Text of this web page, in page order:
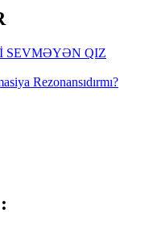
SEVMƏYƏN QIZ
Rezonansıdırmı?